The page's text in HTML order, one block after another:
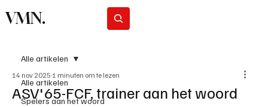
VMN.
Alle artikelen
Spelers aan het woord
Alle artikelen
ASV'65-FCF, trainer aan het woord
14 nov 2025 1 minuten om te lezen